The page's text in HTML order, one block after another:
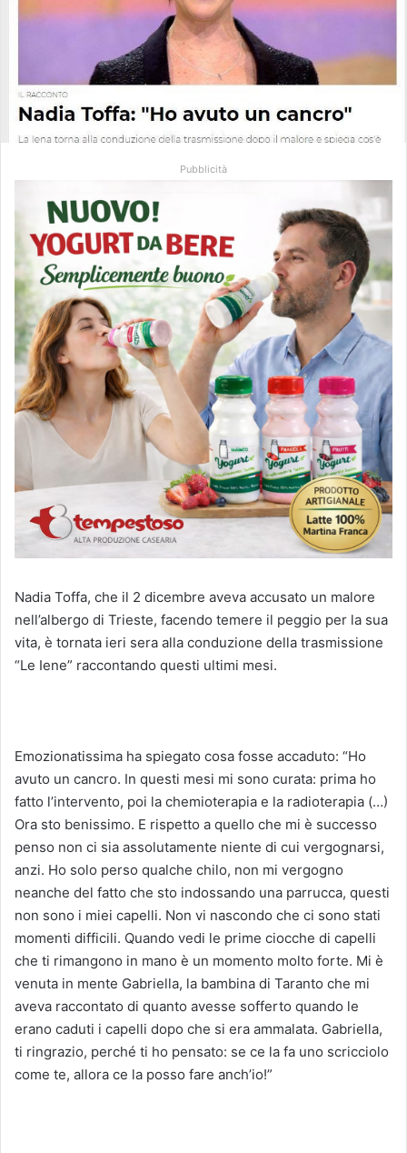
e
m
a
Pubblicità
Nadia Toffa, che il 2 dicembre aveva accusato un malore
nell’albergo di Trieste, facendo temere il peggio per la sua
vita, è tornata ieri sera alla conduzione della trasmissione
“Le Iene” raccontando questi ultimi mesi.
Emozionatissima ha spiegato cosa fosse accaduto: “Ho
avuto un cancro. In questi mesi mi sono curata: prima ho
fatto l’intervento, poi la chemioterapia e la radioterapia (…)
Ora sto benissimo. E rispetto a quello che mi è successo
penso non ci sia assolutamente niente di cui vergognarsi,
anzi. Ho solo perso qualche chilo, non mi vergogno
neanche del fatto che sto indossando una parrucca, questi
non sono i miei capelli. Non vi nascondo che ci sono stati
momenti difficili. Quando vedi le prime ciocche di capelli
che ti rimangono in mano è un momento molto forte. Mi è
venuta in mente Gabriella, la bambina di Taranto che mi
aveva raccontato di quanto avesse sofferto quando le
erano caduti i capelli dopo che si era ammalata. Gabriella,
ti ringrazio, perché ti ho pensato: se ce la fa uno scricciolo
come te, allora ce la posso fare anch’io!”